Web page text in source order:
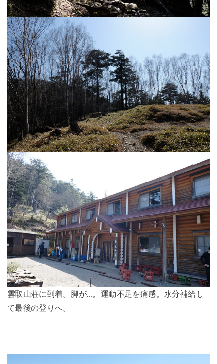
雲取山荘に到着。脚が…。運動不足を痛感。水分補給し
て最後の登りへ。